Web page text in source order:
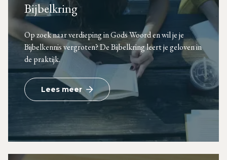
Bijbelkring
Op zoek naar verdieping in Gods Woord en wil je je
Bijbelkennis vergroten? De Bijbelkring leert je geloven in
de praktijk.
Lees meer